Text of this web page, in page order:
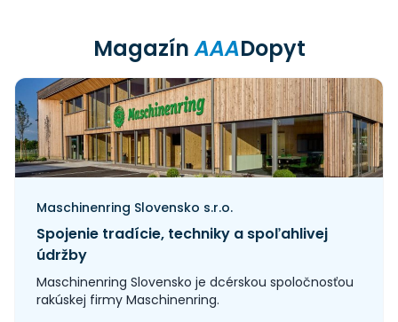
MagazínAAADopyt
Maschinenring Slovensko s.r.o.
Spojenie tradície, techniky a spoľahlivej
údržby
Maschinenring Slovensko je dcérskou spoločnosťou
rakúskej firmy Maschinenring.